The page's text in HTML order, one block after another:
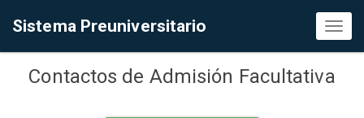
Sistema Preuniversitario
Contactos de Admisión Facultativa